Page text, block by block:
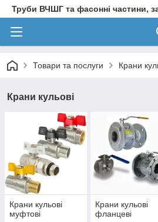
Труби ВЧШГ та фасонні частини,
Товари та послуги Крани
Крани кульові
Крани кульові
муфтові
Крани кульові
фланцеві